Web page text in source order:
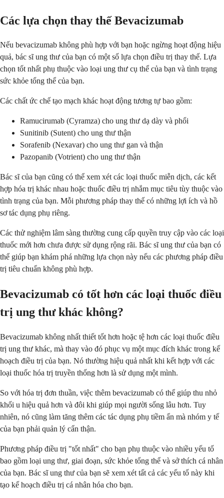
Các lựa chọn thay thế Bevacizumab
Nếu bevacizumab không phù hợp với bạn hoặc ngừng hoạt động hiệu
quả, bác sĩ ung thư của bạn có một số lựa chọn điều trị thay thế. Lựa
chọn tốt nhất phụ thuộc vào loại ung thư cụ thể của bạn và tình trạng
sức khỏe tổng thể của bạn.
Các chất ức chế tạo mạch khác hoạt động tương tự bao gồm:
Ramucirumab (Cyramza) cho ung thư dạ dày và phổi
Sunitinib (Sutent) cho ung thư thận
Sorafenib (Nexavar) cho ung thư gan và thận
Pazopanib (Votrient) cho ung thư thận
Bác sĩ của bạn cũng có thể xem xét các loại thuốc miễn dịch, các kết
hợp hóa trị khác nhau hoặc thuốc điều trị nhắm mục tiêu tùy thuộc vào
tình trạng của bạn. Mỗi phương pháp thay thế có những lợi ích và hồ
sơ tác dụng phụ riêng.
Các thử nghiệm lâm sàng thường cung cấp quyền truy cập vào các loại
thuốc mới hơn chưa được sử dụng rộng rãi. Bác sĩ ung thư của bạn có
thể giúp bạn khám phá những lựa chọn này nếu các phương pháp điều
trị tiêu chuẩn không phù hợp.
Bevacizumab có tốt hơn các loại thuốc điều
trị ung thư khác không?
Bevacizumab không nhất thiết tốt hơn hoặc tệ hơn các loại thuốc điều
trị ung thư khác, mà thay vào đó phục vụ một mục đích khác trong kế
hoạch điều trị của bạn. Nó thường hiệu quả nhất khi kết hợp với các
loại thuốc hóa trị truyền thống hơn là sử dụng một mình.
So với hóa trị đơn thuần, việc thêm bevacizumab có thể giúp thu nhỏ
khối u hiệu quả hơn và đôi khi giúp mọi người sống lâu hơn. Tuy
nhiên, nó cũng làm tăng thêm các tác dụng phụ tiềm ẩn mà nhóm y tế
của bạn phải quản lý cẩn thận.
Phương pháp điều trị "tốt nhất" cho bạn phụ thuộc vào nhiều yếu tố
bao gồm loại ung thư, giai đoạn, sức khỏe tổng thể và sở thích cá nhân
của bạn. Bác sĩ ung thư của bạn sẽ xem xét tất cả các yếu tố này khi
tạo kế hoạch điều trị cá nhân hóa cho bạn.